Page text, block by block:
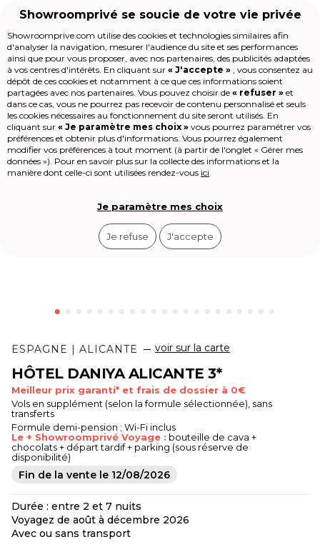
Accueil
Les jours de la Maison
Mode
Voyages
Enfant
Beauté
Sport
Voyages Espagne & ses îles Costa Blanca Hôtel Daniya
ESPAGNE | ALICANTE voir sur la carte
HÔTEL DANIYA ALICANTE 3*
Meilleur prix garanti* et frais de dossier à 0€
Vols en supplément (selon la formule sélectionnée), sans
transferts
Formule demi-pension ; Wi-Fi inclus
Le + Showroomprivé Voyage : bouteille de cava +
chocolats + départ tardif + parking (sous réserve de
disponibilité)
Fin de la vente le 12/08/2026
Durée : entre 2 et 7 nuits
Voyagez de août à décembre 2026
Avec ou sans transport
Showroomprivé se soucie de votre vie privée
Showroomprive.com utilise des cookies et technologies similaires afin
d'analyser la navigation, mesurer l'audience du site et ses performances
ainsi que pour vous proposer, avec nos partenaires, des publicités adaptées
à vos centres d'intérêts. En cliquant sur « J'accepte » , vous consentez au
dépôt de ces cookies et notamment à ce que ces informations soient
partagées avec nos partenaires. Vous pouvez choisir de « refuser » et
dans ce cas, vous ne pourrez pas recevoir de contenu personnalisé et seuls
les cookies nécessaires au fonctionnement du site seront utilisés. En
cliquant sur « Je paramètre mes choix » vous pourrez paramétrer vos
préférences et obtenir plus d'informations. Vous pourrez également
modifier vos préférences à tout moment (à partir de l'onglet « Gérer mes
données »). Pour en savoir plus sur la collecte des informations et la
manière dont celle-ci sont utilisées rendez-vous ici
Je paramètre mes choix
Je refuse J'accepte